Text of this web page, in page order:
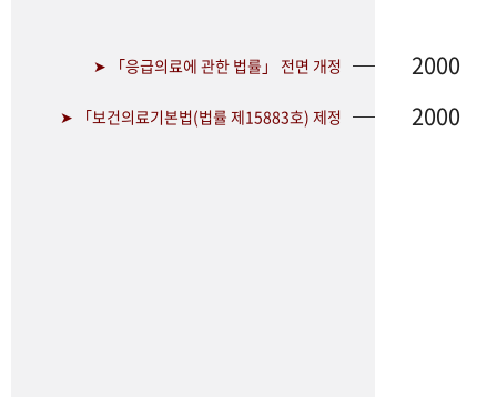
➤ 「응급의료에 관한 법률」 전면 개정 2000
➤ 「보건의료기본법(법률 제15883호) 제정 2000